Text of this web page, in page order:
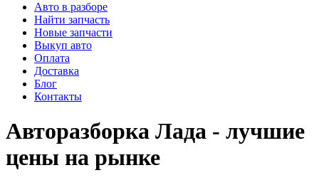
Авто в разборе
Найти запчасть
Новые запчасти
Выкуп авто
Оплата
Доставка
Блог
Контакты
Авторазборка Лада - лучшие
цены на рынке